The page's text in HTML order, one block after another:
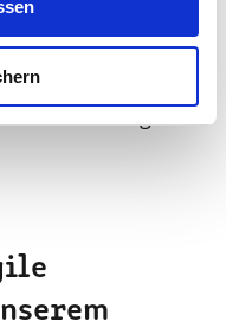
bietet viele
Verbesserung der